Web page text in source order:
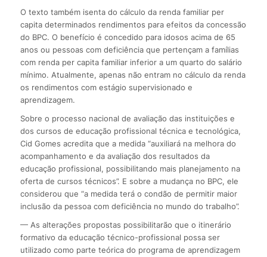
O texto também isenta do cálculo da renda familiar per
capita determinados rendimentos para efeitos da concessão
do BPC. O benefício é concedido para idosos acima de 65
anos ou pessoas com deficiência que pertençam a famílias
com renda per capita familiar inferior a um quarto do salário
mínimo. Atualmente, apenas não entram no cálculo da renda
os rendimentos com estágio supervisionado e
aprendizagem.
Sobre o processo nacional de avaliação das instituições e
dos cursos de educação profissional técnica e tecnológica,
Cid Gomes acredita que a medida “auxiliará na melhora do
acompanhamento e da avaliação dos resultados da
educação profissional, possibilitando mais planejamento na
oferta de cursos técnicos”. E sobre a mudança no BPC, ele
considerou que “a medida terá o condão de permitir maior
inclusão da pessoa com deficiência no mundo do trabalho”.
— As alterações propostas possibilitarão que o itinerário
formativo da educação técnico-profissional possa ser
utilizado como parte teórica do programa de aprendizagem